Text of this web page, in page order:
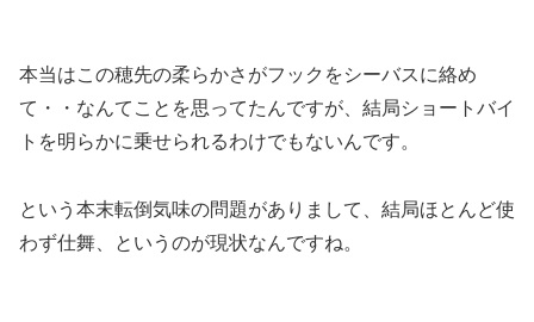
本当はこの穂先の柔らかさがフックをシーバスに絡め
て・・なんてことを思ってたんですが、 結局ショートバイ
トを明らかに乗せられるわけでもないんです。
という本末転倒気味の問題がありまして、結局ほとんど使
わず仕舞、というのが現状なんですね。